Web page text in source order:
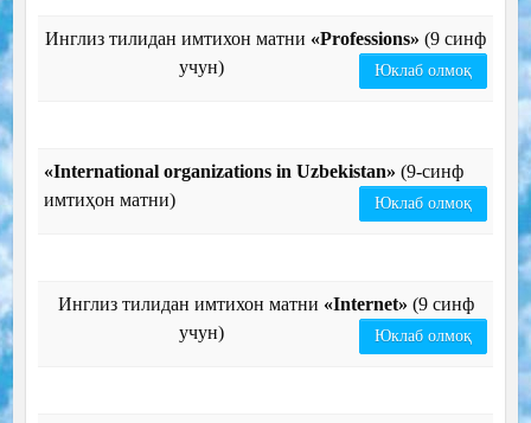
Инглиз тилидан имтихон матни «Professions» (9 синф
учун)
Юклаб олмоқ
«International organizations in Uzbekistan» (9-синф
имтиҳон матни)
Юклаб олмоқ
Инглиз тилидан имтихон матни «Internet» (9 синф
учун)
Юклаб олмоқ